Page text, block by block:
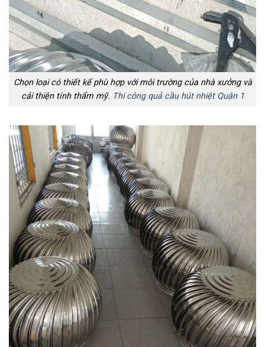
Chọn loại có thiết kế phù hợp với môi trường của nhà xưởng và
cải thiện tính thẩm mỹ. Thi công quả cầu hút nhiệt Quận 1